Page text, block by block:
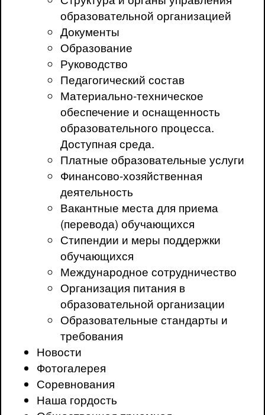
образовательной организацией
Документы
Образование
Руководство
Педагогический состав
Материально-техническое
обеспечение и оснащенность
образовательного процесса.
Доступная среда.
Платные образовательные услуги
Финансово-хозяйственная
деятельность
Вакантные места для приема
(перевода) обучающихся
Стипендии и меры поддержки
обучающихся
Международное сотрудничество
Организация питания в
образовательной организации
Образовательные стандарты и
требования
Новости
Фотогалерея
Соревнования
Наша гордость